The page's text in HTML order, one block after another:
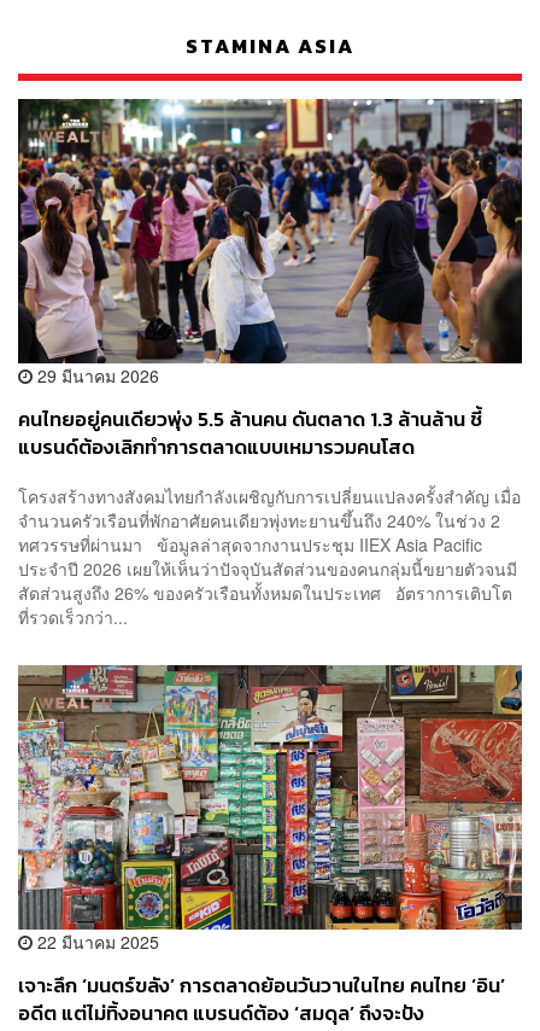
STAMINA ASIA
29 มีนาคม 2026
คนไทยอยู่คนเดียวพุ่ง 5.5 ล้านคน ดันตลาด 1.3 ล้านล้าน ชี้
แบรนด์ต้องเลิกทำการตลาดแบบเหมารวมคนโสด
โครงสร้างทางสังคมไทยกำลังเผชิญกับการเปลี่ยนแปลงครั้งสำคัญ เมื่อ
จำนวนครัวเรือนที่พักอาศัยคนเดียวพุ่งทะยานขึ้นถึง 240% ในช่วง 2
ทศวรรษที่ผ่านมา ข้อมูลล่าสุดจากงานประชุม IIEX Asia Pacific
ประจำปี 2026 เผยให้เห็นว่าปัจจุบันสัดส่วนของคนกลุ่มนี้ขยายตัวจนมี
สัดส่วนสูงถึง 26% ของครัวเรือนทั้งหมดในประเทศ อัตราการเติบโต
ที่รวดเร็วกว่า...
22 มีนาคม 2025
เจาะลึก ‘มนตร์ขลัง’ การตลาดย้อนวันวานในไทย คนไทย ‘อิน’
อดีต แต่ไม่ทิ้งอนาคต แบรนด์ต้อง ‘สมดุล’ ถึงจะปัง